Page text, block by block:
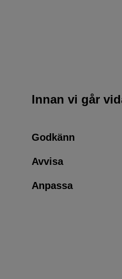
Innan vi går
Anpassa
Avvisa
Godkänn